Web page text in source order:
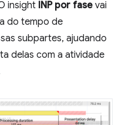
insight INP por fase vai
do tempo de
subpartes, ajudando
delas com a atividade